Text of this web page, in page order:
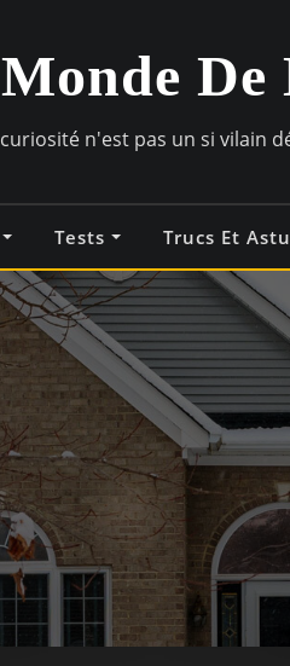
De
n'est pas un si vilain
Tests Trucs Et